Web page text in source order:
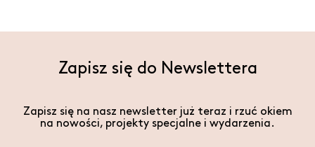
Zapisz się do Newslettera
Zapisz się na nasz newsletter już teraz i rzuć okiem
na nowości, projekty specjalne i wydarzenia.